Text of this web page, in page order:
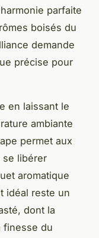
parfaite
boisés du
demande
précise pour
en laissant le
ambiante
permet aux
se libérer
aromatique
idéal reste un
dont la
finesse du